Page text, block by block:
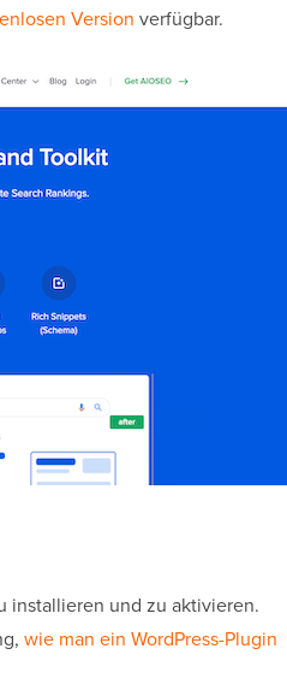
Version verfügbar.
installieren und zu aktivieren.
wie man ein WordPress-Plugin